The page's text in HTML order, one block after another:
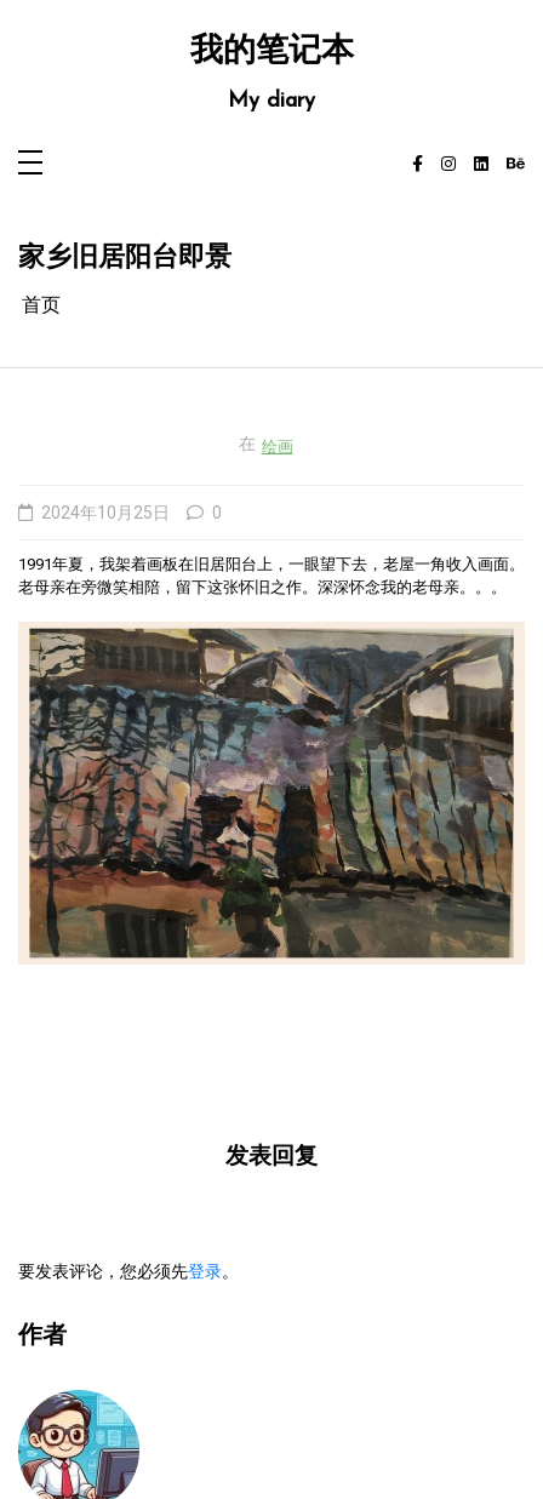
我的笔记本
My diary
家乡旧居阳台即景
首页
在 绘画
2024年10月25日 0
1991年夏，我架着画板在旧居阳台上，一眼望下去，老屋一角收入画面。
老母亲在旁微笑相陪，留下这张怀旧之作。深深怀念我的老母亲。。。
发表回复
要发表评论，您必须先登录。
作者